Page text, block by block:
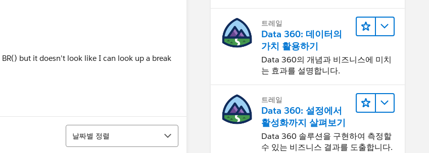
but it doesn't look like I can look up a break
정렬
날짜별 정렬
트레일
Data 360: 데이터의
가치 활용하기
Data 360의 개념과 비즈니스에 미치
는 효과를 설명합니다.
트레일
Data 360: 설정에서
활성화까지 살펴보기
Data 360 솔루션을 구현하여 측정할
수 있는 비즈니스 결과를 도출합니다.